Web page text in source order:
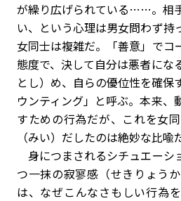
が繰り広げられている……。相
い、という心理は男女問わず持
女同士は複雑だ。「善意」でコ
態度で、決して自分は悪者にな
とし）め、自らの優位性を確保
ウンティング」と呼ぶ。本来、
すための行為だが、これを女
（みい）だしたのは絶妙な比喩
身につまされるシチュエーシ
つ一抹の寂寥感（せきりょう
は、なぜこんなさもしい行為